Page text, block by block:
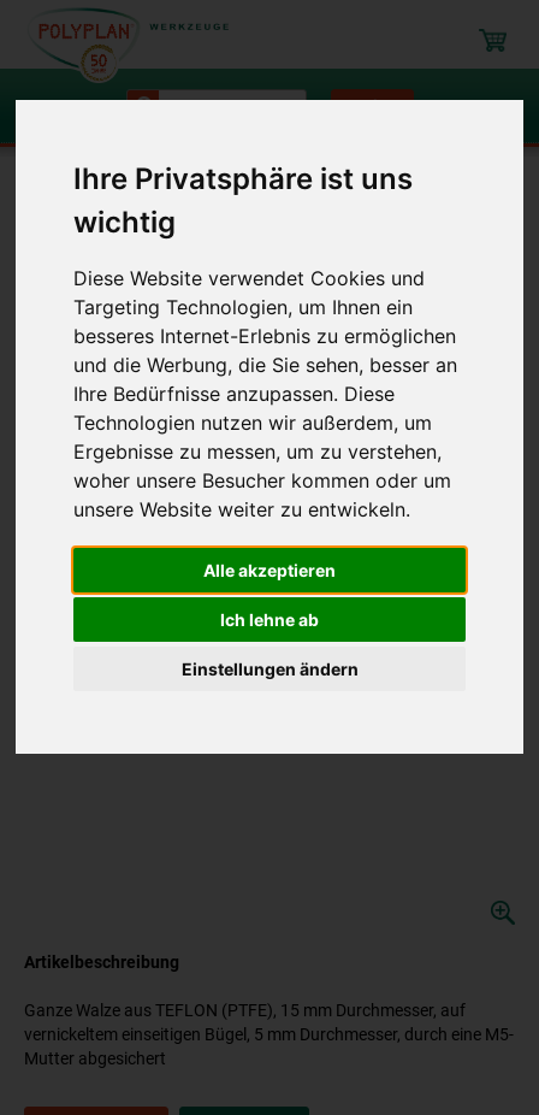
Ihre Privatsphäre ist uns
wichtig
Diese Website verwendet Cookies und
Targeting Technologien, um Ihnen ein
besseres Internet-Erlebnis zu ermöglichen
und die Werbung, die Sie sehen, besser an
Ihre Bedürfnisse anzupassen. Diese
Technologien nutzen wir außerdem, um
Ergebnisse zu messen, um zu verstehen,
woher unsere Besucher kommen oder um
unsere Website weiter zu entwickeln.
Alle akzeptieren
Ich lehne ab
Einstellungen ändern
Suchen
Navigation
Kunststoff
Mini-Rillenroller Teflon
Mini-Rillenroller Teflon
Artikel-Nr.: 5020TL, 5030TL, 5040TL, 5060TL, 5080TL, 5100TL
Artikelbeschreibung
Ganze Walze aus TEFLON (PTFE), 15 mm Durchmesser, auf
vernickeltem einseitigen Bügel, 5 mm Durchmesser, durch eine M5-
Mutter abgesichert